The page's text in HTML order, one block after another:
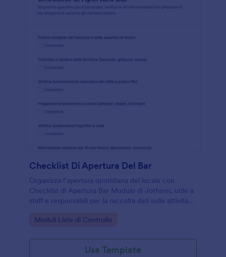
Checklist Di Apertura Del Bar
Organizza l’apertura quotidiana del locale con
Checklist di Apertura Bar Modulo di Jotform, utile a
staff e responsabili per la raccolta dati sulle attività
ordinato.
Go to Category:
Moduli Liste di Controllo
Usa Template